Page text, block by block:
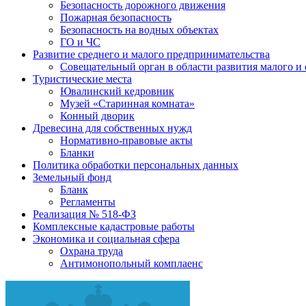
Безопасность дорожного движения
Пожарная безопасность
Безопасность на водных объектах
ГО и ЧС
Развитие среднего и малого предпринимательства
Совещательный орган в области развития малого и
Туристические места
Ювалинский кедровник
Музей «Старинная комната»
Конный дворик
Древесина для собственных нужд
Нормативно-правовые акты
Бланки
Политика обработки персональных данных
Земельный фонд
Бланк
Регламенты
Реализация № 518-ФЗ
Комплексные кадастровые работы
Экономика и социальная сфера
Охрана труда
Антимонопольный комплаенс